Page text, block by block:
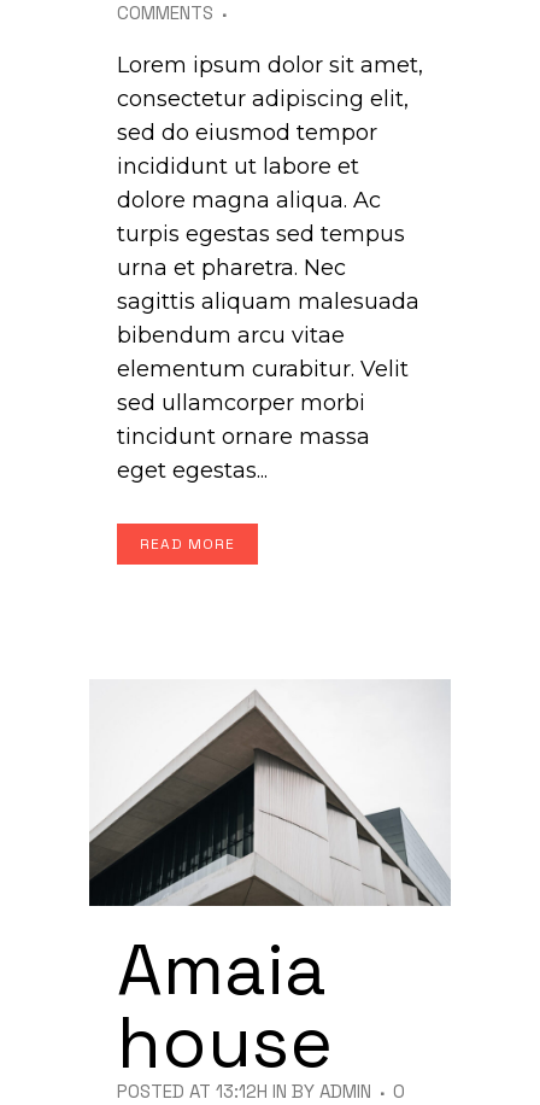
COMMENTS
Lorem ipsum dolor sit amet,
consectetur adipiscing elit,
sed do eiusmod tempor
incididunt ut labore et
dolore magna aliqua. Ac
turpis egestas sed tempus
urna et pharetra. Nec
sagittis aliquam malesuada
bibendum arcu vitae
elementum curabitur. Velit
sed ullamcorper morbi
tincidunt ornare massa
eget egestas...
READ MORE
Amaia
house
POSTED AT 13:12H IN BY ADMIN
0